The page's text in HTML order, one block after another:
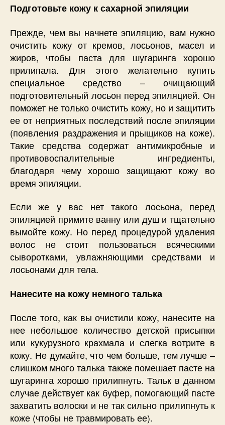
Подготовьте кожу к сахарной эпиляции
Прежде, чем вы начнете эпиляцию, вам нужно
очистить кожу от кремов, лосьонов, масел и
жиров, чтобы паста для шугаринга хорошо
прилипала. Для этого желательно купить
специальное средство – очищающий
подготовительный лосьон перед эпиляцией. Он
поможет не только очистить кожу, но и защитить
ее от неприятных последствий после эпиляции
(появления раздражения и прыщиков на коже).
Такие средства содержат антимикробные и
противовоспалительные ингредиенты,
благодаря чему хорошо защищают кожу во
время эпиляции.
Если же у вас нет такого лосьона, перед
эпиляцией примите ванну или душ и тщательно
вымойте кожу. Но перед процедурой удаления
волос не стоит пользоваться всяческими
сыворотками, увлажняющими средствами и
лосьонами для тела.
Нанесите на кожу немного талька
После того, как вы очистили кожу, нанесите на
нее небольшое количество детской присыпки
или кукурузного крахмала и слегка вотрите в
кожу. Не думайте, что чем больше, тем лучше –
слишком много талька также помешает пасте на
шугаринга хорошо прилипнуть. Тальк в данном
случае действует как буфер, помогающий пасте
захватить волоски и не так сильно прилипнуть к
коже (чтобы не травмировать ее).